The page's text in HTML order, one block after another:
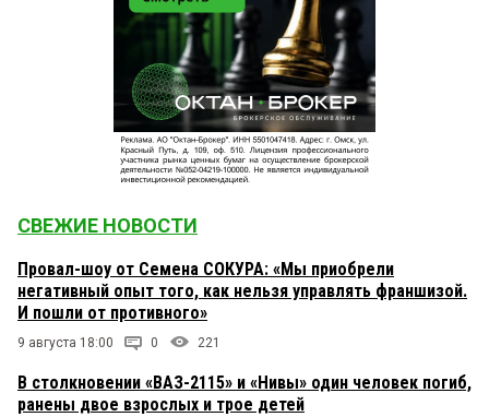
СВЕЖИЕ НОВОСТИ
Провал-шоу от Семена СОКУРА: «Мы приобрели
негативный опыт того, как нельзя управлять франшизой.
И пошли от противного»
9 августа 18:00 0 221
В столкновении «ВАЗ-2115» и «Нивы» один человек погиб,
ранены двое взрослых и трое детей